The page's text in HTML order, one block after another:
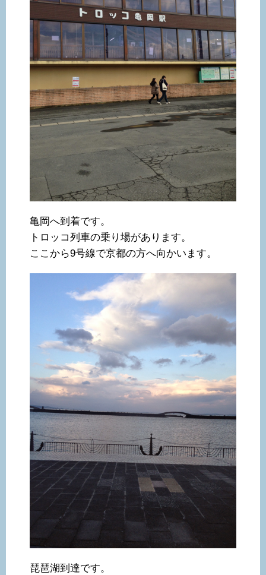
亀岡へ到着です。
トロッコ列車の乗り場があります。
ここから9号線で京都の方へ向かいます。
琵琶湖到達です。